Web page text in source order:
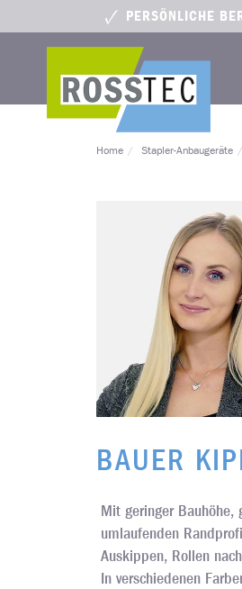
PERSÖNLICHE
Home Stapler-Anbaugeräte
BAUER
Mit geringer Bauhöhe,
umlaufenden
Auskippen, Rollen
In verschiedenen